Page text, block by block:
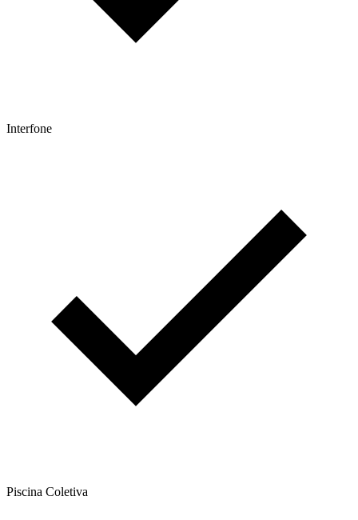
Interfone
Piscina Coletiva